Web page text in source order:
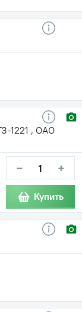
1221 , ОАО
− +
Купить